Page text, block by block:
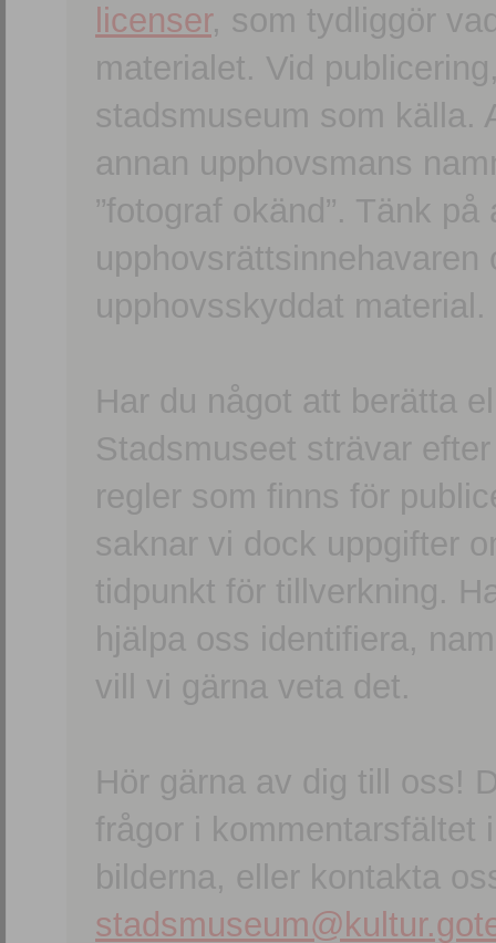
licenser, som tydliggör
materialet. Vid
stadsmuseum som källa.
annan upphovsmans
”fotograf okänd”. Tänk
upphovsskyddat material.
Har du något att berätta
Stadsmuseet strävar
regler som finns för
saknar vi dock uppgifter
tidpunkt för tillverkning.
hjälpa oss identifiera,
vill vi gärna veta det.
Hör gärna av dig till oss!
frågor i kommentarsfältet
bilderna, eller kontakta